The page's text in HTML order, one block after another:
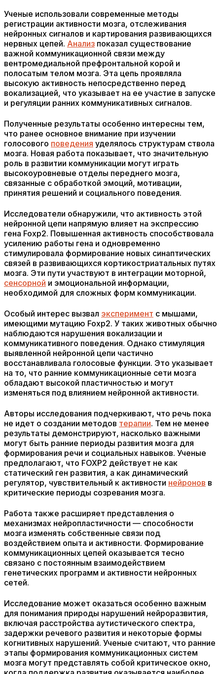
Ученые использовали современные методы
регистрации активности мозга, отслеживания
нейронных сигналов и картирования развивающихся
нервных цепей. Анализ показал существование
важной коммуникационной связи между
вентромедиальной префронтальной корой и
полосатым телом мозга. Эта цепь проявляла
высокую активность непосредственно перед
вокализацией, что указывает на ее участие в запуске
и регуляции ранних коммуникативных сигналов.
Полученные результаты особенно интересны тем,
что ранее основное внимание при изучении
голосового поведения уделялось структурам ствола
мозга. Новая работа показывает, что значительную
роль в развитии коммуникации могут играть
высокоуровневые отделы переднего мозга,
связанные с обработкой эмоций, мотивации,
принятия решений и социального поведения.
Исследователи обнаружили, что активность этой
нейронной цепи напрямую влияет на экспрессию
гена Foxp2. Повышенная активность способствовала
усилению работы гена и одновременно
стимулировала формирование новых синаптических
связей в развивающихся кортикостриатальных путях
мозга. Эти пути участвуют в интеграции моторной,
сенсорной и эмоциональной информации,
необходимой для сложных форм коммуникации.
Особый интерес вызвал эксперимент с мышами,
имеющими мутацию Foxp2. У таких животных обычно
наблюдаются нарушения вокализации и
коммуникативного поведения. Однако стимуляция
выявленной нейронной цепи частично
восстанавливала голосовые функции. Это указывает
на то, что ранние коммуникационные сети мозга
обладают высокой пластичностью и могут
изменяться под влиянием нейронной активности.
Авторы исследования подчеркивают, что речь пока
не идет о создании методов терапии. Тем не менее
результаты демонстрируют, насколько важными
могут быть ранние периоды развития мозга для
формирования речи и социальных навыков. Ученые
предполагают, что FOXP2 действует не как
статический ген развития, а как динамический
регулятор, чувствительный к активности нейронов в
критические периоды созревания мозга.
Работа также расширяет представления о
механизмах нейропластичности — способности
мозга изменять собственные связи под
воздействием опыта и активности. Формирование
коммуникационных цепей оказывается тесно
связано с постоянным взаимодействием
генетических программ и активности нейронных
сетей.
Исследование может оказаться особенно важным
для понимания природы нарушений нейроразвития,
включая расстройства аутистического спектра,
задержки речевого развития и некоторые формы
когнитивных нарушений. Ученые считают, что ранние
этапы формирования коммуникационных систем
мозга могут представлять собой критическое окно,